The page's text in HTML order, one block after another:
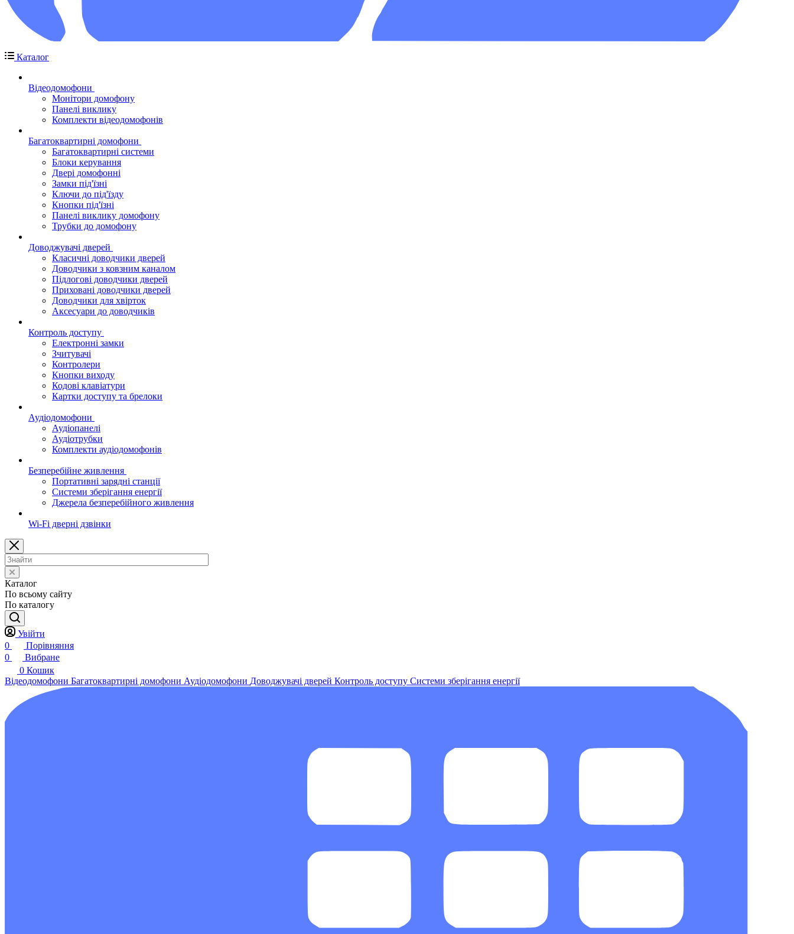
Каталог
Відеодомофони
Монітори домофону
Панелі виклику
Комплекти відеодомофонів
Багатоквартирні домофони
Багатоквартирні системи
Блоки керування
Двері домофонні
Замки під'їзні
Ключи до під'їзду
Кнопки під'їзні
Панелі виклику домофону
Трубки до домофону
Доводжувачі дверей
Класичні доводчики дверей
Доводчики з ковзним каналом
Підлогові доводчики дверей
Приховані доводчики дверей
Доводчики для хвірток
Аксесуари до доводчиків
Контроль доступу
Електронні замки
Зчитувачі
Контролери
Кнопки виходу
Кодові клавіатури
Картки доступу та брелоки
Аудіодомофони
Аудіопанелі
Аудіотрубки
Комплекти аудіодомофонів
Безперебійне живлення
Портативні зарядні станції
Системи зберігання енергії
Джерела безперебійного живлення
Wi-Fi дверні дзвінки
Каталог
По всьому сайту
По каталогу
Увійти
0
Порівняння
0
Вибране
0 Кошик
Відеодомофони Багатоквартирні домофони Аудіодомофони Доводжувачі дверей Контроль доступу Системи зберігання енергії